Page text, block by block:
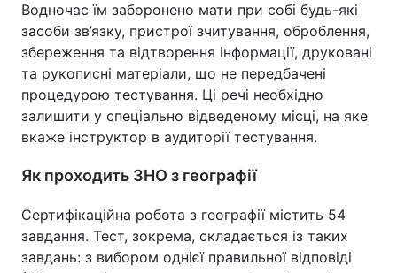
Водночас їм заборонено мати при собі будь-які
засоби зв’язку, пристрої зчитування, оброблення,
збереження та відтворення інформації, друковані
та рукописні матеріали, що не передбачені
процедурою тестування. Ці речі необхідно
залишити у спеціально відведеному місці, на яке
вкаже інструктор в аудиторії тестування.
Як проходить ЗНО з географії
Сертифікаційна робота з географії містить 54
завдання. Тест, зокрема, складається із таких
завдань: з вибором однієї правильної відповіді